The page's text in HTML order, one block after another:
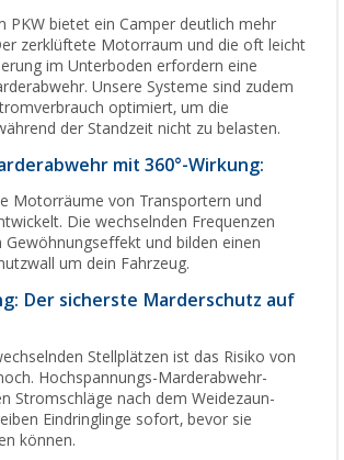
PKW bietet ein Camper deutlich mehr
zerklüftete Motorraum und die oft leicht
im Unterboden erfordern eine
Unsere Systeme sind zudem
optimiert, um die
der Standzeit nicht zu belasten.
mit 360°-Wirkung:
Motorräume von Transportern und
Die wechselnden Frequenzen
Gewöhnungseffekt und bilden einen
um dein Fahrzeug.
Der sicherste Marderschutz auf
Stellplätzen ist das Risiko von
Hochspannungs-Marderabwehr-
Stromschläge nach dem Weidezaun-
Eindringlinge sofort, bevor sie
können.